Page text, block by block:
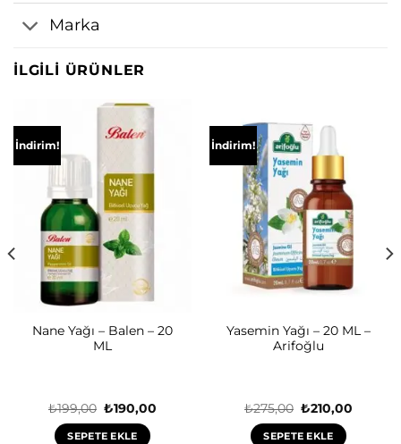
Marka
İLGILI ÜRÜNLER
İndirim!
Nane Yağı – Balen – 20
ML
₺199,00 Orijinal
₺199,00.
₺190,00
SEPETE EKLE
İndirim!
Yasemin Yağı – 20 ML –
Arifoğlu
₺275,00 Orijinal
₺275,00.
₺210,00
SEPETE EKLE